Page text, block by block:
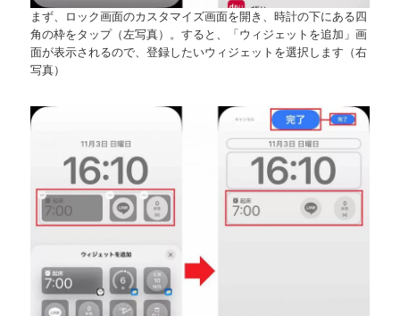
まず、ロック画面のカスタマイズ画面を開き、時計の下にある四
角の枠をタップ（左写真）。すると、「ウィジェットを追加」画
面が表示されるので、登録したいウィジェットを選択します（右
写真）